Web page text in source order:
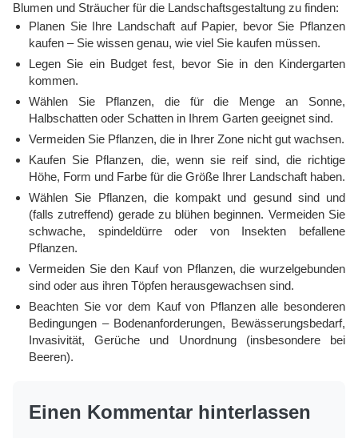
Blumen und Sträucher für die Landschaftsgestaltung zu finden:
Planen Sie Ihre Landschaft auf Papier, bevor Sie Pflanzen
kaufen – Sie wissen genau, wie viel Sie kaufen müssen.
Legen Sie ein Budget fest, bevor Sie in den Kindergarten
kommen.
Wählen Sie Pflanzen, die für die Menge an Sonne,
Halbschatten oder Schatten in Ihrem Garten geeignet sind.
Vermeiden Sie Pflanzen, die in Ihrer Zone nicht gut wachsen.
Kaufen Sie Pflanzen, die, wenn sie reif sind, die richtige
Höhe, Form und Farbe für die Größe Ihrer Landschaft haben.
Wählen Sie Pflanzen, die kompakt und gesund sind und
(falls zutreffend) gerade zu blühen beginnen. Vermeiden Sie
schwache, spindeldürre oder von Insekten befallene
Pflanzen.
Vermeiden Sie den Kauf von Pflanzen, die wurzelgebunden
sind oder aus ihren Töpfen herausgewachsen sind.
Beachten Sie vor dem Kauf von Pflanzen alle besonderen
Bedingungen – Bodenanforderungen, Bewässerungsbedarf,
Invasivität, Gerüche und Unordnung (insbesondere bei
Beeren).
Einen Kommentar hinterlassen